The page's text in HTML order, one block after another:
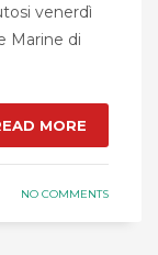
venerdì
Marine di
MORE
NO COMMENTS